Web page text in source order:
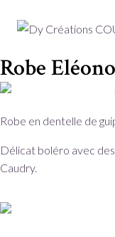
Robe
Robe en dentelle de
Délicat boléro avec
Caudry.